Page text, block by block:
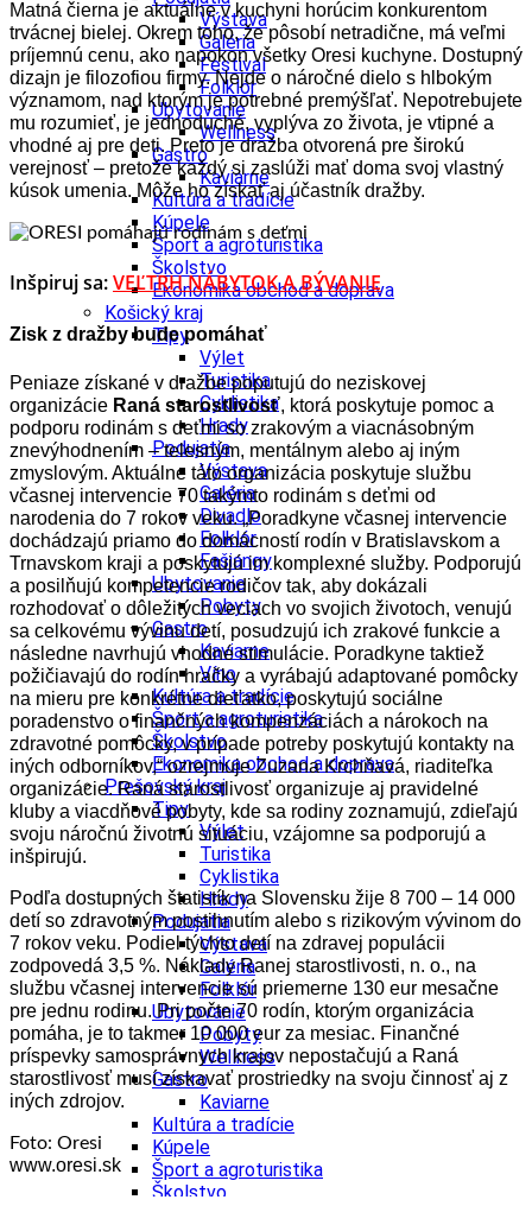
Výstava
Galéria
Festival
Folklór
Ubytovanie
Wellness
Gastro
Kaviarne
Kultúra a tradície
Kúpele
Šport a agroturistika
Školstvo
Ekonomika obchod a doprava
Košický kraj
Tipy
Výlet
Turistika
Cyklistika
Hrady
Podujatia
Výstava
Galéria
Divadlo
Folklór
Fašiangy
Ubytovanie
Pobyty
Gastro
Kaviarne
Víno
Kultúra a tradície
Šport a agroturistika
Školstvo
Ekonomika obchod a doprava
Prešovský kraj
Tipy
Výlet
Turistika
Cyklistika
Hrady
Podujatia
Výstava
Galéria
Folklór
Ubytovanie
Pobyty
Wellness
Gastro
Kaviarne
Kultúra a tradície
Kúpele
Šport a agroturistika
Školstvo
Matná čierna je aktuálne v kuchyni horúcim konkurentom
trvácnej bielej. Okrem toho, že pôsobí netradične, má veľmi
príjemnú cenu, ako napokon všetky Oresi kuchyne. Dostupný
dizajn je filozofiou firmy. Nejde o náročné dielo s hlbokým
významom, nad ktorým je potrebné premýšľať. Nepotrebujete
mu rozumieť, je jednoduché, vyplýva zo života, je vtipné a
vhodné aj pre deti. Preto je dražba otvorená pre širokú
verejnosť – pretože každý si zaslúži mať doma svoj vlastný
kúsok umenia. Môže ho získať aj účastník dražby.
Inšpiruj sa:VEĽTRH NÁBYTOK A BÝVANIE
Zisk z dražby bude pomáhať
Peniaze získané v dražbe poputujú do neziskovej
organizácie Raná starostlivosť, ktorá poskytuje pomoc a
podporu rodinám s deťmi so zrakovým a viacnásobným
znevýhodnením – telesným, mentálnym alebo aj iným
zmyslovým. Aktuálne táto organizácia poskytuje službu
včasnej intervencie 70 takýmto rodinám s deťmi od
narodenia do 7 rokov veku. „Poradkyne včasnej intervencie
dochádzajú priamo do domácností rodín v Bratislavskom a
Trnavskom kraji a poskytujú im komplexné služby. Podporujú
a posilňujú kompetencie rodičov tak, aby dokázali
rozhodovať o dôležitých veciach vo svojich životoch, venujú
sa celkovému vývinu detí, posudzujú ich zrakové funkcie a
následne navrhujú vhodné stimulácie. Poradkyne taktiež
požičiavajú do rodín hračky a vyrábajú adaptované pomôcky
na mieru pre konkrétne dieťatko, poskytujú sociálne
poradenstvo o finančných kompenzáciách a nárokoch na
zdravotné pomôcky, v prípade potreby poskytujú kontakty na
iných odborníkov,“ ozrejmuje Zuzana Krchňavá, riaditeľka
organizácie. Raná starostlivosť organizuje aj pravidelné
kluby a viacdňové pobyty, kde sa rodiny zoznamujú, zdieľajú
svoju náročnú životnú situáciu, vzájomne sa podporujú a
inšpirujú.
Podľa dostupných štatistík na Slovensku žije 8 700 – 14 000
detí so zdravotným postihnutím alebo s rizikovým vývinom do
7 rokov veku. Podiel týchto detí na zdravej populácii
zodpovedá 3,5 %. Náklady Ranej starostlivosti, n. o., na
službu včasnej intervencie sú priemerne 130 eur mesačne
pre jednu rodinu. Pri počte 70 rodín, ktorým organizácia
pomáha, je to takmer 10 000 eur za mesiac. Finančné
príspevky samosprávnych krajov nepostačujú a Raná
starostlivosť musí získavať prostriedky na svoju činnosť aj z
iných zdrojov.
Foto: Oresi
www.oresi.sk